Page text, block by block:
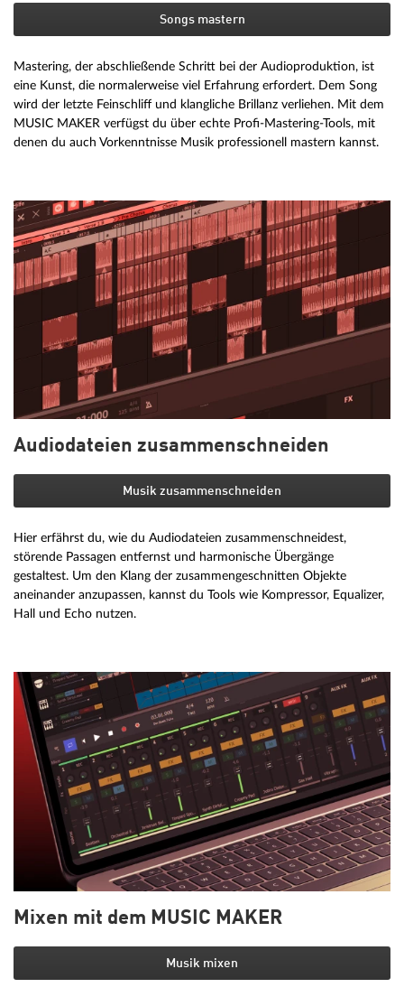
Songs mastern
Mastering, der abschließende Schritt bei der Audioproduktion, ist
eine Kunst, die normalerweise viel Erfahrung erfordert. Dem Song
wird der letzte Feinschliff und klangliche Brillanz verliehen. Mit dem
MUSIC MAKER verfügst du über echte Profi-Mastering-Tools, mit
denen du auch Vorkenntnisse Musik professionell mastern kannst.
Audiodateien zusammenschneiden
Musik zusammenschneiden
Hier erfährst du, wie du Audiodateien zusammenschneidest,
störende Passagen entfernst und harmonische Übergänge
gestaltest. Um den Klang der zusammengeschnitten Objekte
aneinander anzupassen, kannst du Tools wie Kompressor, Equalizer,
Hall und Echo nutzen.
Mixen mit dem MUSIC MAKER
Musik mixen